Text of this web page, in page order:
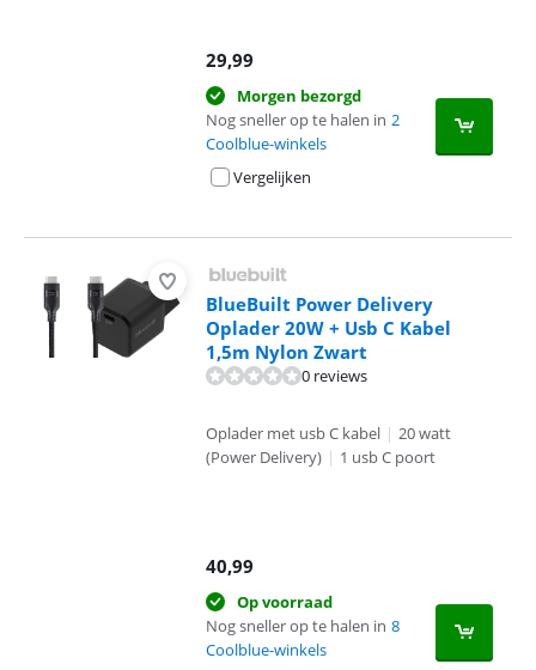
29,99
Morgen bezorgd
Nog sneller op te halen in 2
Coolblue-winkels
Vergelijken
BlueBuilt Power Delivery
Oplader 20W + Usb C Kabel
1,5m Nylon Zwart
0 reviews
Oplader met usb C kabel | 20 watt
(Power Delivery) | 1 usb C poort
40,99
Op voorraad
Nog sneller op te halen in 8
Coolblue-winkels